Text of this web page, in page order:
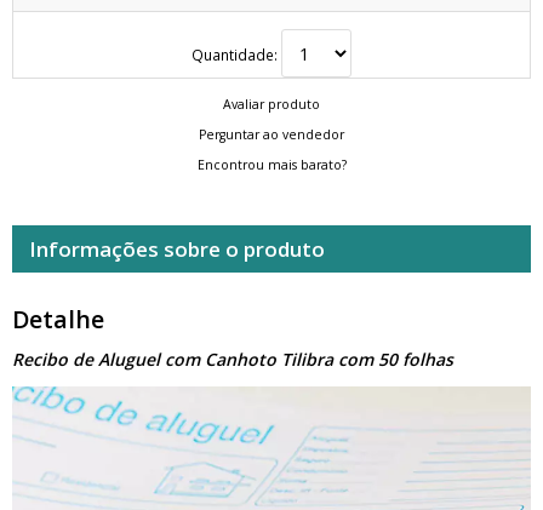
Quantidade:
Avaliar produto
Perguntar ao vendedor
Encontrou mais barato?
Informações sobre o produto
Detalhe
Recibo de Aluguel com Canhoto Tilibra com 50 folhas